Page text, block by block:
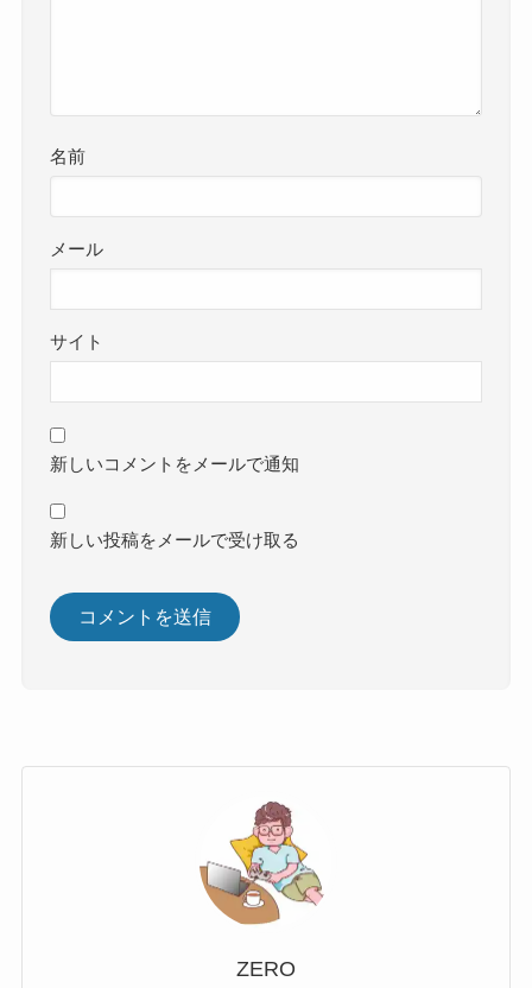
名前
メール
サイト
新しいコメントをメールで通知
新しい投稿をメールで受け取る
ZERO